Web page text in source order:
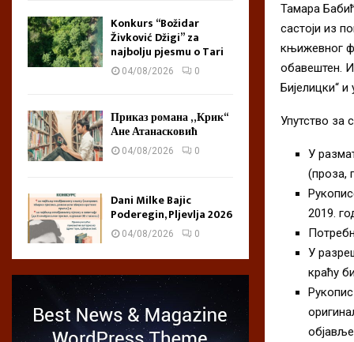
Тамара
састоји из
књижевног
обавештен.
Бијелицки“
Упутство за
У
(проза,
2019.
У
краћу
Konkurs “Božidar
Živković Džigi” za
najbolju pjesmu o Tari
04/08/2026 0
Приказ романа „Крик“
Ане Атанасковић
04/08/2026 0
Dani Milke Bajic
Poderegin, Pljevlja 2026
04/08/2026 0